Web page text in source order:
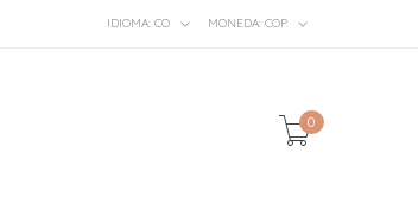
IDIOMA: CO MONEDA: COP
0